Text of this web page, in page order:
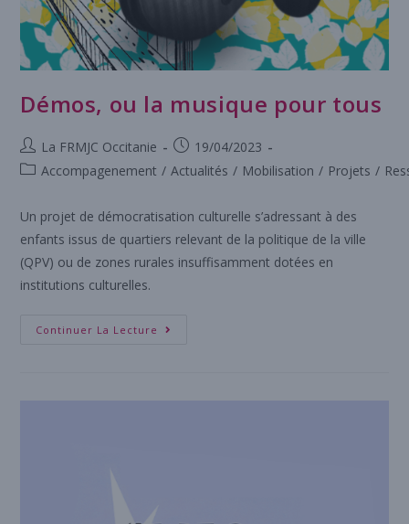
Démos, ou la musique pour tous
La FRMJC Occitanie
19/04/2023
Accompagenement / Actualités / Mobilisation / Projets /
Un projet de démocratisation culturelle s’adressant à des
enfants issus de quartiers relevant de la politique de la ville
(QPV) ou de zones rurales insuffisamment dotées en
institutions culturelles.
Continuer La Lecture